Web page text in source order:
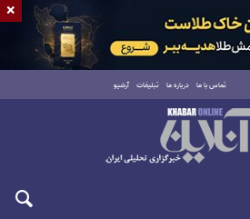
تماس با ما درباره ما تبلیغات آرشیو
×